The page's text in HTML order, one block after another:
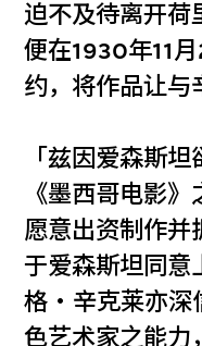
迫不及待离开荷
便在1930年11
约，将作品让与
「兹因爱森斯
《墨西哥电影
愿意出资制作
于爱森斯坦同
格‧辛克莱亦深
色艺术家之能力